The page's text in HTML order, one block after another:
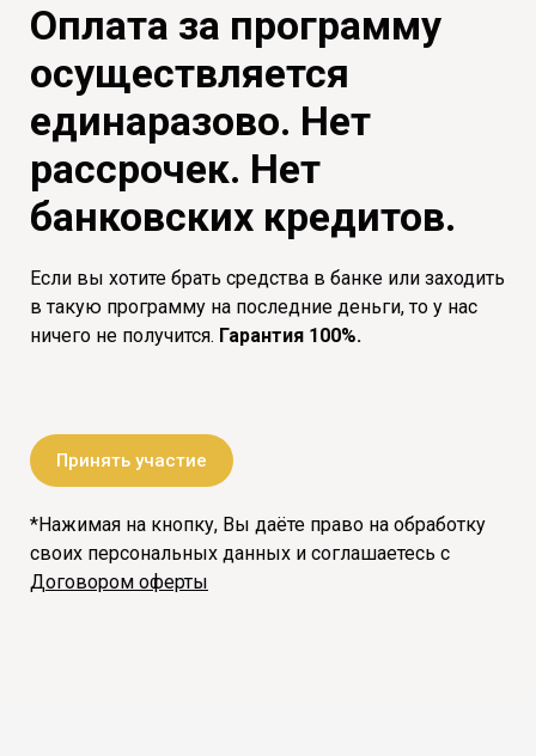
Оплата за программу
осуществляется
единаразово. Нет
рассрочек. Нет
банковских кредитов.
Если вы хотите брать средства в банке или заходить
в такую программу на последние деньги, то у нас
ничего не получится. Гарантия 100%.
Принять участие
*Нажимая на кнопку, Вы даёте право на обработку
своих персональных данных и соглашаетесь с
Договором оферты